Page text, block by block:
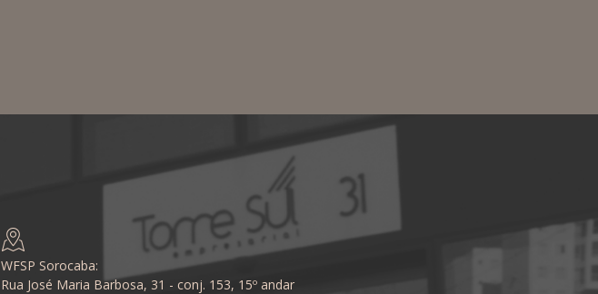
WFSP Sorocaba:
Rua José Maria Barbosa, 31 - conj. 153, 15º andar